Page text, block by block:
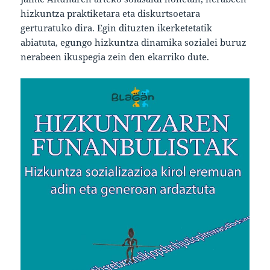
hizkuntza praktiketara eta diskurtsoetara
gerturatuko dira. Egin dituzten ikerketetatik
abiatuta, egungo hizkuntza dinamika sozialei buruz
nerabeen ikuspegia zein den ekarriko dute.